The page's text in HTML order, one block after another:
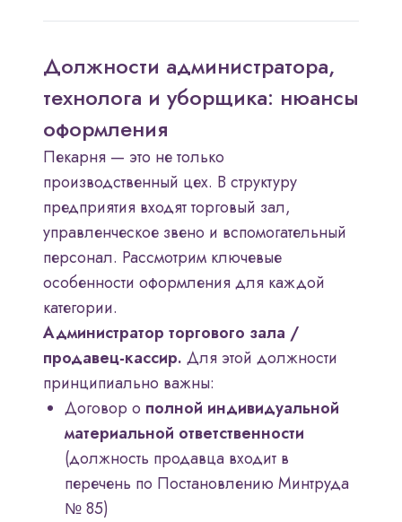
Должности администратора,
технолога и уборщика: нюансы
оформления
Пекарня — это не только
производственный цех. В структуру
предприятия входят торговый зал,
управленческое звено и вспомогательный
персонал. Рассмотрим ключевые
особенности оформления для каждой
категории.
Администратор торгового зала /
продавец-кассир. Для этой должности
принципиально важны:
Договор о полной индивидуальной
материальной ответственности
(должность продавца входит в
перечень по Постановлению Минтруда
№ 85)